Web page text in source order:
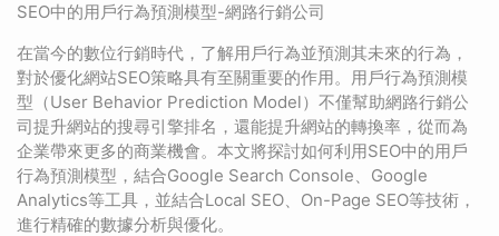
SEO中的用戶行為預測模型-網路行銷公司
在當今的數位行銷時代，了解用戶行為並預測其未來的行為，
對於優化網站SEO策略具有至關重要的作用。用戶行為預測模
型（User Behavior Prediction Model）不僅幫助網路行銷公
司提升網站的搜尋引擎排名，還能提升網站的轉換率，從而為
企業帶來更多的商業機會。本文將探討如何利用SEO中的用戶
行為預測模型，結合Google Search Console、Google
Analytics等工具，並結合Local SEO、On-Page SEO等技術，
進行精確的數據分析與優化。